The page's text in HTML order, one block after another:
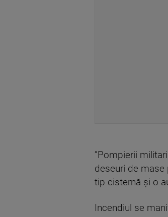
”Pompierii
deseuri de
tip cisternă şi o
Incendiul se